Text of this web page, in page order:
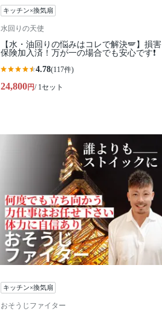
キッチン×換気扇
水回りの天使
【水・油回りの悩みはコレで解決🪽】損害
保険加入済！万が一の場合でも安心です❗️
4.78(117件)
24,800円/ 1セット
キッチン×換気扇
おそうじファイター